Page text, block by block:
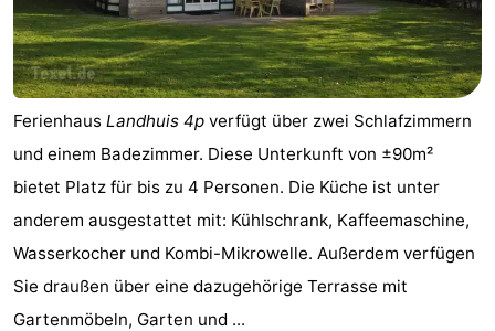
-
Schwimmbader
-
Radfahren
-
Wandern
-
Reiten
Surfen
-
Wattwandern
-
Ferienhaus Landhuis 4p verfügt über zwei Schlafzimmern
und einem Badezimmer. Diese Unterkunft von ±90m²
bietet Platz für bis zu 4 Personen. Die Küche ist unter
anderem ausgestattet mit: Kühlschrank, Kaffeemaschine,
Wasserkocher und Kombi-Mikrowelle. Außerdem verfügen
Sie draußen über eine dazugehörige Terrasse mit
Gartenmöbeln, Garten und ...